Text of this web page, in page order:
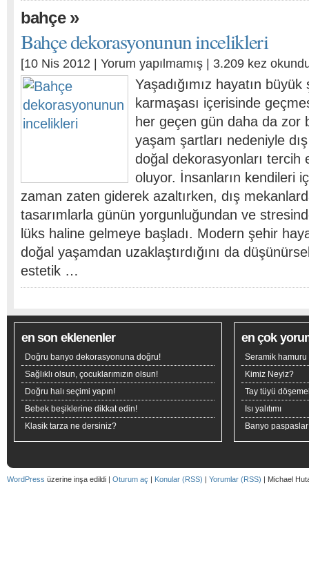
bahçe»
Bahçe dekorasyonunun incelikleri
[10 Nis 2012 | Yorum yapılmamış | 3.209 kez
Yaşadığımız hayatın
karmaşası içerisinde
her geçen gün daha da zor
yaşam şartları nedeniyle
doğal dekorasyonları tercih
oluyor. İnsanların kendileri
zaman zaten giderek azaltırken, dış
tasarımlarla günün yorgunluğundan ve
lüks haline gelmeye başladı. Modern şehir
doğal yaşamdan uzaklaştırdığını da
estetik …
en son eklenenler
Doğru banyo dekorasyonuna doğru!
Sağlıklı olsun, çocuklarımızın olsun!
Doğru halı seçimi yapın!
Bebek beşiklerine dikkat edin!
Klasik tarza ne dersiniz?
en çok
Seramik hamuru
Kimiz Neyiz?
Tay tüyü
Isı yalıtımı
Banyo
WordPress üzerine inşa edildi | Oturum aç | Konular (RSS) | Yorumlar (RSS) | Michael